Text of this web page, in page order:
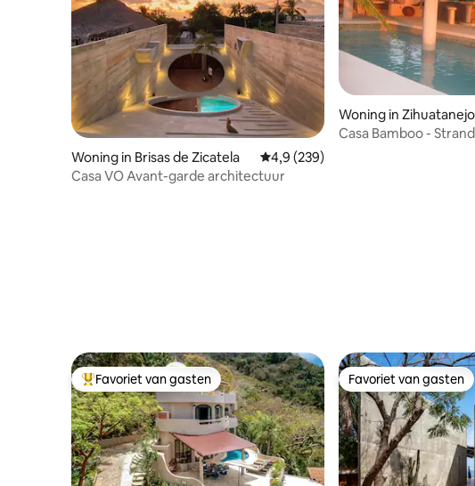
Woning in Brisas de Zicatela Gemiddelde beoordeling van 4,9
4,9 (239)
Casa VO Avant-garde architectuur
Woning in Zihuatanejo
Casa Bamboo -
Topfavoriet van gasten
Favoriet van gasten Favoriet van gasten
Favoriet van gasten